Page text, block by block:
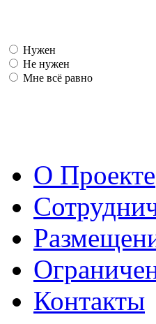
Нужен
Не нужен
Мне всё равно
О Проекте
Контакты